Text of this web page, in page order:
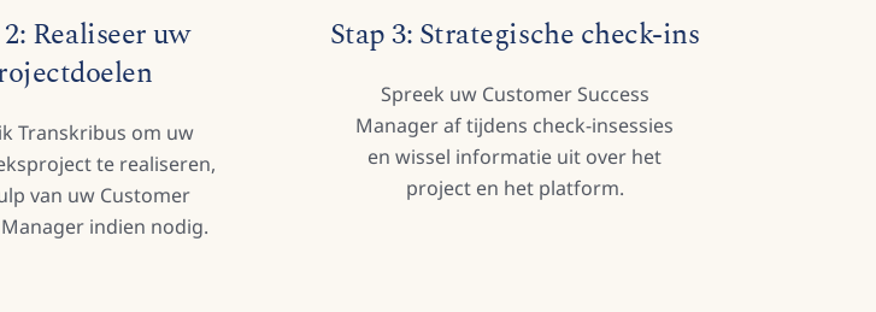
Realiseer uw
Transkribus om uw
te realiseren,
van uw Customer
Manager indien nodig.
Stap 3: Strategische check-ins
Spreek uw Customer Success
Manager af tijdens check-insessies
en wissel informatie uit over het
project en het platform.